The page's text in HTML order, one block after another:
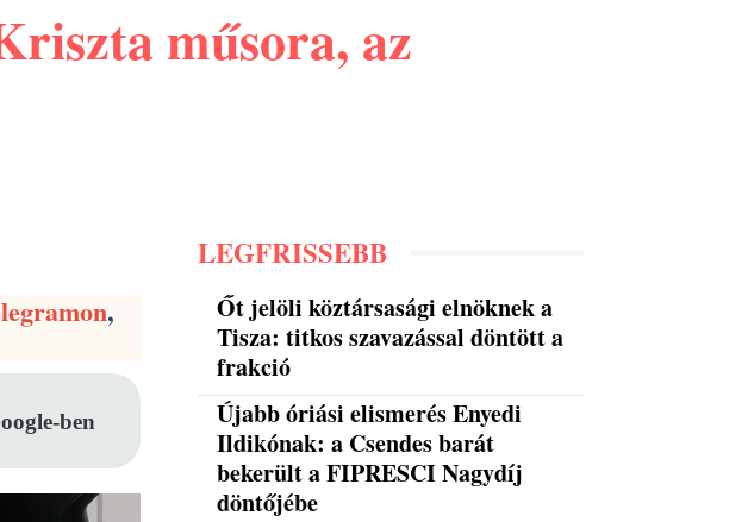
műsora, az
,
ben
LEGFRISSEBB
Őt jelöli köztársasági elnöknek a
Tisza: titkos szavazással döntött a
frakció
Újabb óriási elismerés Enyedi
Ildikónak: a Csendes barát
bekerült a FIPRESCI Nagydíj
döntőjébe